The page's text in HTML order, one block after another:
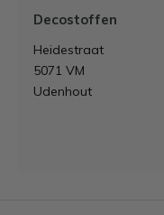
Decostoffen
Heidestraat
5071 VM
Udenhout